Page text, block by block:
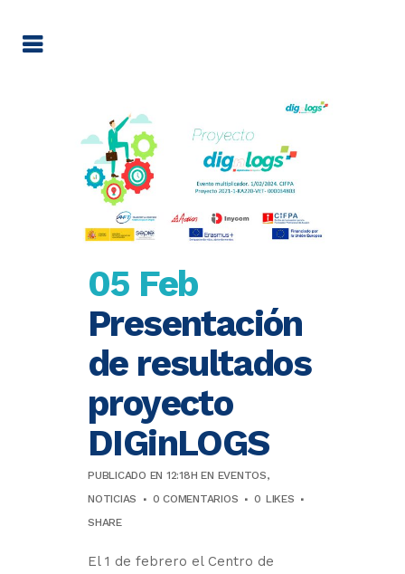
05 Feb
Presentación
de resultados
proyecto
DIGinLOGS
PUBLICADO EN 12:18H EN EVENTOS,
NOTICIAS
0 COMENTARIOS 0 LIKES
SHARE
El 1 de febrero el Centro de